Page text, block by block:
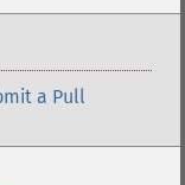
a Pull